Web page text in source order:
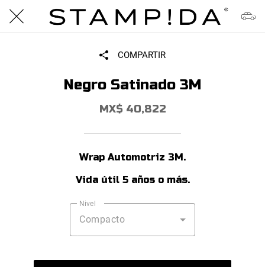
COMPARTIR
Negro Satinado 3M
MX$ 40,822
Wrap Automotriz 3M.
Vida útil 5 años o más.
Nivel
Compacto